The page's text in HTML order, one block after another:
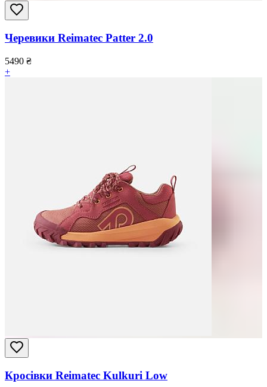
Черевики Reimatec Patter 2.0
5490 ₴
+
Кросівки Reimatec Kulkuri Low